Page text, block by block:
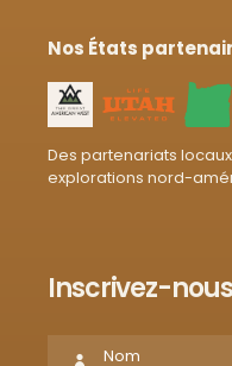
Nos États
Des partenariats
explorations nord-
Inscrivez-